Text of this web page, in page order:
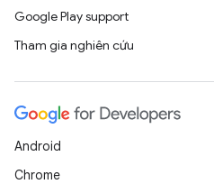
Google Play support
Tham gia nghiên cứu
Android
Chrome